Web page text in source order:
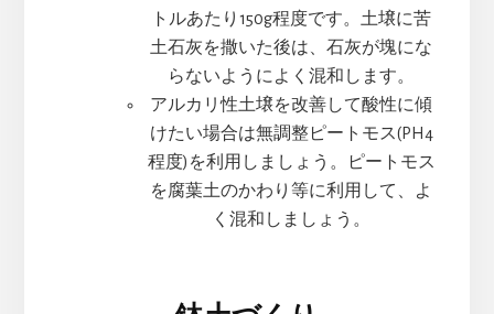
トルあたり150g程度です。土壌に苦
土石灰を撒いた後は、石灰が塊にな
らないようによく混和します。
アルカリ性土壌を改善して酸性に傾
けたい場合は無調整ピートモス(PH4
程度)を利用しましょう。ピートモス
を腐葉土のかわり等に利用して、よ
く混和しましょう。